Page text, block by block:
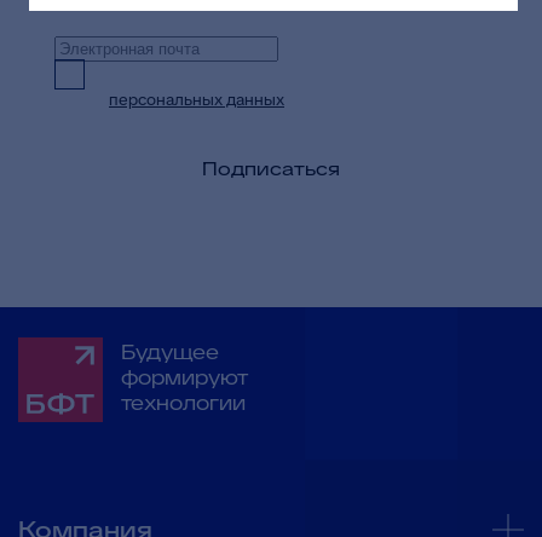
персональных данных
Подписаться
Будущее
формируют
технологии
Компания